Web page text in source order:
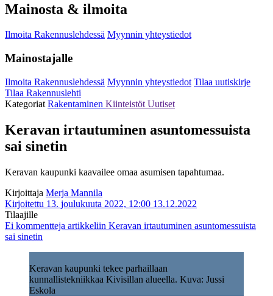
Mainosta & ilmoita
Ilmoita Rakennuslehdessä Myynnin yhteystiedot
Mainostajalle
Ilmoita Rakennuslehdessä Myynnin yhteystiedot Tilaa uutiskirje
Tilaa Rakennuslehti
Kategoriat Rakentaminen Kiinteistöt Uutiset
Keravan irtautuminen asuntomessuista
sai sinetin
Keravan kaupunki kaavailee omaa asumisen tapahtumaa.
Kirjoittaja Merja Mannila
Kirjoitettu 13. joulukuuta 2022, 12:00 13.12.2022
Tilaajille
Ei kommentteja artikkeliin Keravan irtautuminen asuntomessuista
sai sinetin
Keravan kaupunki tekee parhaillaan
kunnallistekniikkaa Kivisillan alueella. Kuva: Jussi
Eskola